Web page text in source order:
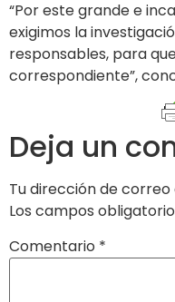
“Por este grande e
exigimos la
responsables, para
correspondiente”,
Deja un
Tu dirección de
Los campos
Comentario *